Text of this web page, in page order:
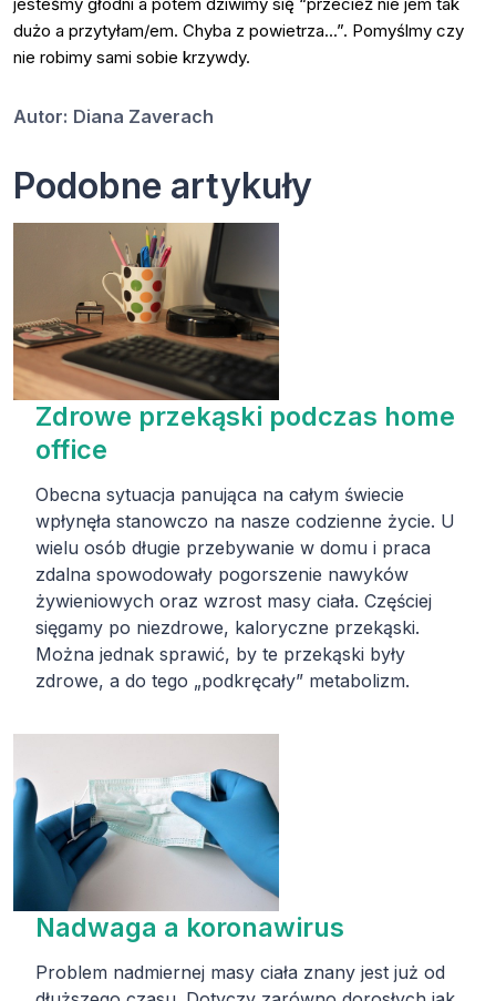
dużo a przytyłam/em. Chyba z powietrza...”. Pomyślmy czy
nie robimy sami sobie krzywdy.
Autor: Diana Zaverach
Podobne artykuły
Zdrowe przekąski podczas home
office
Obecna sytuacja panująca na całym świecie
wpłynęła stanowczo na nasze codzienne życie. U
wielu osób długie przebywanie w domu i praca
zdalna spowodowały pogorszenie nawyków
żywieniowych oraz wzrost masy ciała. Częściej
sięgamy po niezdrowe, kaloryczne przekąski.
Można jednak sprawić, by te przekąski były
zdrowe, a do tego „podkręcały” metabolizm.
Nadwaga a koronawirus
Problem nadmiernej masy ciała znany jest już od